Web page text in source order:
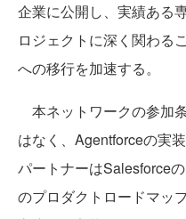
企業に公開し、実績ある
ロジェクトに深く関わる
への移行を加速する。
本ネットワークの参加
はなく、Agentforceの実
パートナーはSalesforce
のプロダクトロードマッ